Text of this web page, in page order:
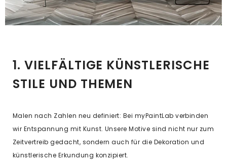
1. VIELFÄLTIGE KÜNSTLERISCHE
STILE UND THEMEN
Malen nach Zahlen neu definiert: Bei myPaintLab verbinden
wir Entspannung mit Kunst. Unsere Motive sind nicht nur zum
Zeitvertreib gedacht, sondern auch für die Dekoration und
künstlerische Erkundung konzipiert.